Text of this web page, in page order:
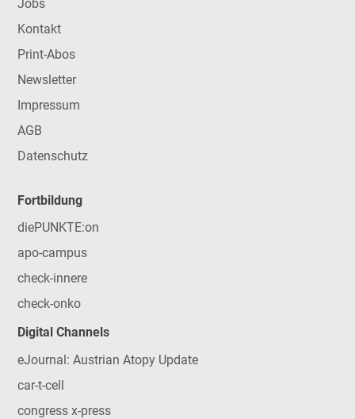
Jobs
Kontakt
Print-Abos
Newsletter
Impressum
AGB
Datenschutz
Fortbildung
diePUNKTE:on
apo-campus
check-innere
check-onko
Digital Channels
eJournal: Austrian Atopy Update
car-t-cell
congress x-press